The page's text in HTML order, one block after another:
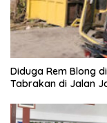
Diduga Rem Blong
Tabrakan di Jalan